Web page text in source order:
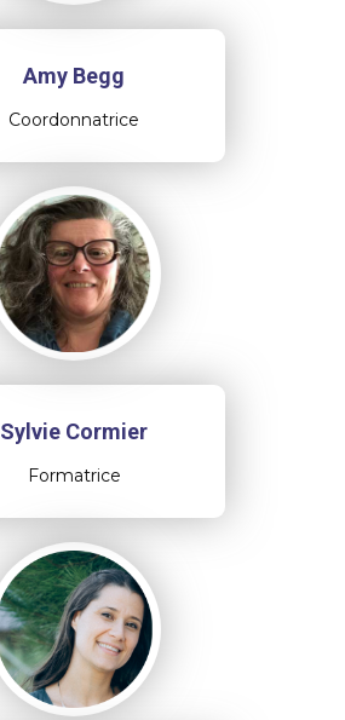
Amy Begg
Coordonnatrice
Sylvie Cormier
Formatrice